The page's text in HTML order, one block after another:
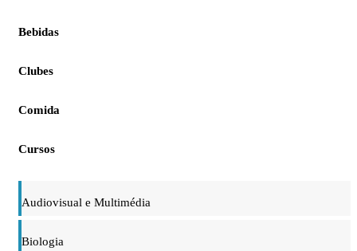
Bebidas
Clubes
Comida
Cursos
Audiovisual e Multimédia
Biologia